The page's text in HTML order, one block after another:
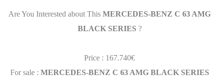
Are You Interested about This MERCEDES-BENZ C 63 AMG
BLACK SERIES ?
Price : 167.740€
For sale : MERCEDES-BENZ C 63 AMG BLACK SERIES